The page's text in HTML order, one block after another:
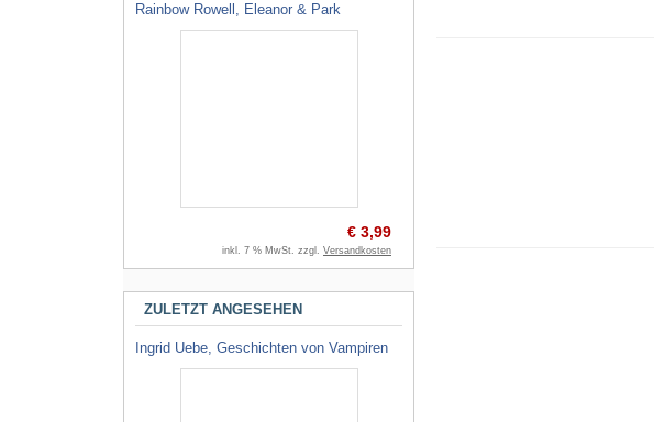
Rainbow Rowell, Eleanor & Park
€ 3,99
inkl. 7 % MwSt. zzgl. Versandkosten
ZULETZT ANGESEHEN
Ingrid Uebe, Geschichten von Vampiren